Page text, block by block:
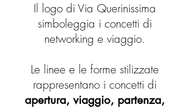
Il logo di Via Querinissima
simboleggia i concetti di
networking e viaggio.
Le linee e le forme stilizzate
rappresentano i concetti di
apertura, viaggio, partenza,